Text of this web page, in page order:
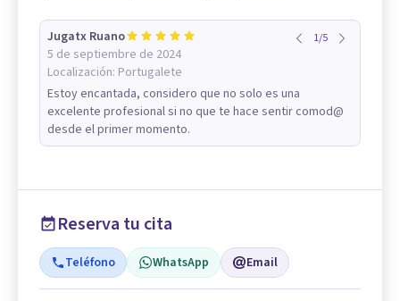
Jugatx Ruano
5 de septiembre de 2024
Localización: Portugalete
1/5
Estoy encantada, considero que no solo es una
excelente profesional si no que te hace sentir comod@
desde el primer momento.
Reserva tu cita
Teléfono WhatsApp Email